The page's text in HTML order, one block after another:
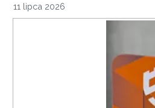
11 lipca 2026